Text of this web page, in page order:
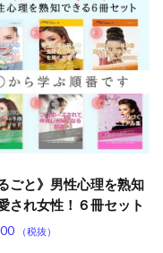
ごと》男性心理を熟知
され女性！６冊セット
（税抜）